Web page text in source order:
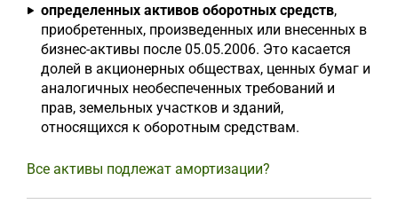
определенных активов оборотных средств,
приобретенных, произведенных или внесенных в
бизнес-активы после 05.05.2006. Это касается
долей в акционерных обществах, ценных бумаг и
аналогичных необеспеченных требований и
прав, земельных участков и зданий,
относящихся к оборотным средствам.
Все активы подлежат амортизации?